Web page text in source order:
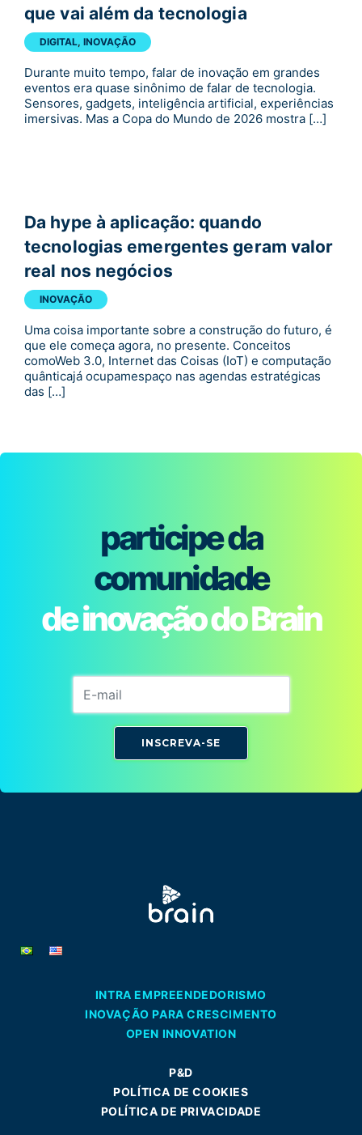
que vai além da tecnologia
DIGITAL, INOVAÇÃO
Durante muito tempo, falar de inovação em grandes
eventos era quase sinônimo de falar de tecnologia.
Sensores, gadgets, inteligência artificial, experiências
imersivas. Mas a Copa do Mundo de 2026 mostra […]
Da hype à aplicação: quando
tecnologias emergentes geram valor
real nos negócios
INOVAÇÃO
Uma coisa importante sobre a construção do futuro, é
que ele começa agora, no presente. Conceitos
comoWeb 3.0, Internet das Coisas (IoT) e computação
quânticajá ocupamespaço nas agendas estratégicas
das […]
participe da
comunidade
de inovação do Brain
INSCREVA-SE
INTRA EMPREENDEDORISMO
INOVAÇÃO PARA CRESCIMENTO
OPEN INNOVATION
P&D
POLÍTICA DE COOKIES
POLÍTICA DE PRIVACIDADE